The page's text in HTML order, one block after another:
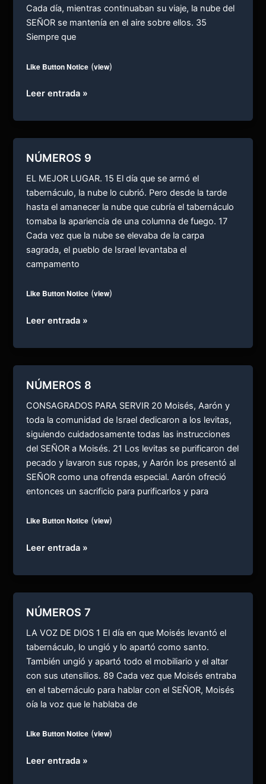
Cada día, mientras continuaban su viaje, la nube del
SEÑOR se mantenía en el aire sobre ellos. 35
Siempre que
Like Button Notice (view)
NÚMEROS
Leer entrada »
NÚMEROS 9
EL MEJOR LUGAR. 15 El día que se armó el
tabernáculo, la nube lo cubrió. Pero desde la tarde
hasta el amanecer la nube que cubría el tabernáculo
tomaba la apariencia de una columna de fuego. 17
Cada vez que la nube se elevaba de la carpa
sagrada, el pueblo de Israel levantaba el
campamento
Like Button Notice (view)
NÚMEROS
Leer entrada »
NÚMEROS 8
CONSAGRADOS PARA SERVIR 20 Moisés, Aarón y
toda la comunidad de Israel dedicaron a los levitas,
siguiendo cuidadosamente todas las instrucciones
del SEÑOR a Moisés. 21 Los levitas se purificaron del
pecado y lavaron sus ropas, y Aarón los presentó al
SEÑOR como una ofrenda especial. Aarón ofreció
entonces un sacrificio para purificarlos y para
Like Button Notice (view)
NÚMEROS
Leer entrada »
NÚMEROS 7
LA VOZ DE DIOS 1 El día en que Moisés levantó el
tabernáculo, lo ungió y lo apartó como santo.
También ungió y apartó todo el mobiliario y el altar
con sus utensilios. 89 Cada vez que Moisés entraba
en el tabernáculo para hablar con el SEÑOR, Moisés
oía la voz que le hablaba de
Like Button Notice (view)
NÚMEROS
Leer entrada »